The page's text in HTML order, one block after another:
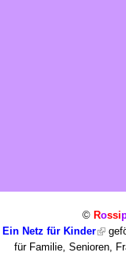
© Rossi
Ein Netz für Kinder
für Familie, Senioren,